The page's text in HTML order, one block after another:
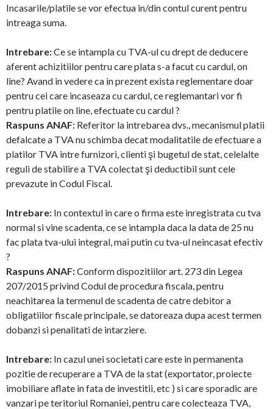
Incasarile/platile se vor efectua in/din contul curent pentru
intreaga suma.
Intrebare:Ce se intampla cu TVA-ul cu drept de deducere
aferent achizitiilor pentru care plata s-a facut cu cardul, on
line? Avand in vedere ca in prezent exista reglementare doar
pentru cei care incaseaza cu cardul, ce reglemantari vor fi
pentru platile on line, efectuate cu cardul ?
Raspuns ANAF: Referitor la intrebarea dvs., mecanismul platii
defalcate a TVA nu schimba decat modalitatile de efectuare a
platilor TVA intre furnizori, clienti şi bugetul de stat, celelalte
reguli de stabilire a TVA colectat şi deductibil sunt cele
prevazute in Codul Fiscal.
Intrebare: In contextul in care o firma este inregistrata cu tva
normal si vine scadenta, ce se intampla daca la data de 25 nu
fac plata tva-ului integral, mai putin cu tva-ul neincasat efectiv
?
Raspuns ANAF:Conform dispozitiilor art. 273 din Legea
207/2015 privind Codul de procedura fiscala, pentru
neachitarea la termenul de scadenta de catre debitor a
obligatiilor fiscale principale, se datoreaza dupa acest termen
dobanzi si penalitati de intarziere.
Intrebare: In cazul unei societati care este in permanenta
pozitie de recuperare a TVA de la stat (exportator, proiecte
imobiliare aflate in fata de investitii, etc ) si care sporadic are
vanzari pe teritoriul Romaniei, pentru care colecteaza TVA,